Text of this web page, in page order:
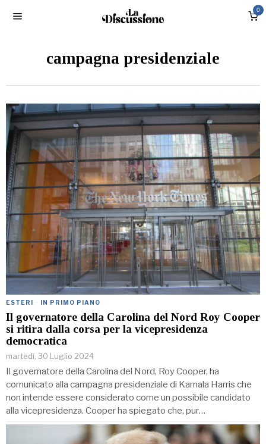
0
campagna presidenziale
ESTERI · IN PRIMO PIANO
Il governatore della Carolina del Nord Roy Cooper
si ritira dalla corsa per la vicepresidenza
democratica
martedì, 30 Luglio 2024
Il governatore della Carolina del Nord, Roy Cooper, ha
comunicato alla campagna presidenziale di Kamala Harris che
non intende essere considerato come un possibile candidato
alla vicepresidenza. Cooper ha spiegato che, pur…